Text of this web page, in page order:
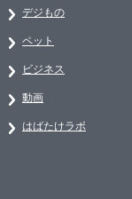
デジもの
ペット
ビジネス
動画
はばたけラボ